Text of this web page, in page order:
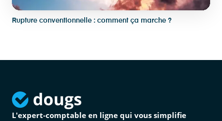
Rupture conventionnelle : comment ça marche ?
L'expert-comptable en ligne qui vous simplifie